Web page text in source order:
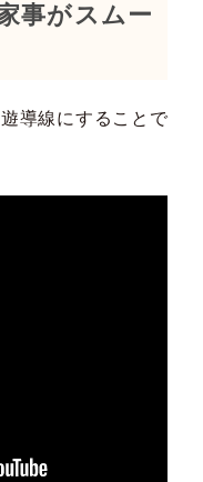
事がスムー
導線にすることで